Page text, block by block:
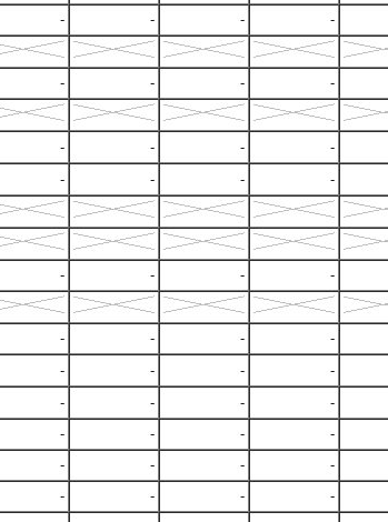
- - -
-
- - -
-
- - -
-
- - -
-
- - -
-
- - -
-
- - -
-
- - -
-
- - -
-
- - -
-
- - -
-